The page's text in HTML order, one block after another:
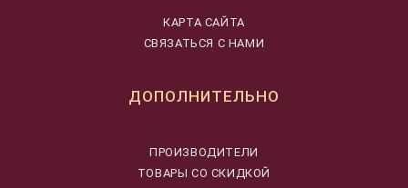
КАРТА САЙТА
СВЯЗАТЬСЯ С НАМИ
ДОПОЛНИТЕЛЬНО
ПРОИЗВОДИТЕЛИ
ТОВАРЫ СО СКИДКОЙ